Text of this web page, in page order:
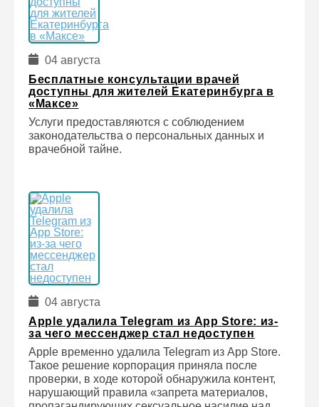
04 августа
Бесплатные консультации врачей
доступны для жителей Екатеринбурга в
«Максе»
Услуги предоставляются с соблюдением
законодательства о персональных данных и
врачебной тайне.
04 августа
Apple удалила Telegram из App Store: из-
за чего мессенджер стал недоступен
Apple временно удалила Telegram из App Store.
Такое решение корпорация приняла после
проверки, в ходе которой обнаружила контент,
нарушающий правила «запрета материалов,